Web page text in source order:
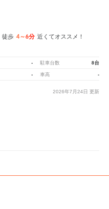
徒歩 4～6分 近くてオススメ！
- 駐車台数 8台
- 車高 -
2026年7月24日 更新